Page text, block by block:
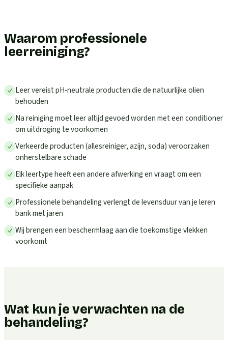
Waarom professionele
leerreiniging?
Leer vereist pH-neutrale producten die de natuurlijke olien
behouden
Na reiniging moet leer altijd gevoed worden met een conditioner
om uitdroging te voorkomen
Verkeerde producten (allesreiniger, azijn, soda) veroorzaken
onherstelbare schade
Elk leertype heeft een andere afwerking en vraagt om een
specifieke aanpak
Professionele behandeling verlengt de levensduur van je leren
bank met jaren
Wij brengen een beschermlaag aan die toekomstige vlekken
voorkomt
Wat kun je verwachten na de
behandeling?